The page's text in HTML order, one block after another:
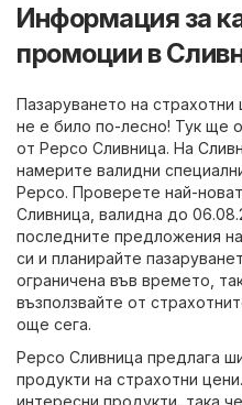
Информация за
промоции в
Пазаруването на страхотни
не е било по-лесно! Тук ще
от Pepco Сливница. На
намерите валидни
Pepco. Проверете най-
Сливница, валидна до
последните предложения
си и планирайте
ограничена във времето,
възползвайте от
още сега.
Pepco Сливница предлага
продукти на страхотни
интересни продукти, така